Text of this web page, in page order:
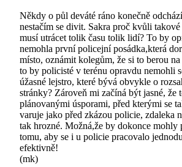
Někdy o půl deváté ráno konečně
nestačím se divit. Sakra proč kvůli
musí utrácet tolik času tolik lidí? To by
nemohla první policejní posádka,která
místo, oznámit kolegům, že si to berou
to by policisté v terénu opravdu nemohli
úžasné lejstro, které bývá obvykle o
stránky? Zároveň mi začíná být jasné, že
plánovanými úsporami, před kterými se
varuje jako před zkázou policie, zdaleka
tak hrozné. Možná,že by dokonce mohly
tomu, aby se i u policie pracovalo
efektivně!
(mk)